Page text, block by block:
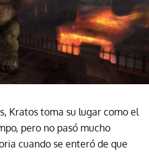
Kratos toma su lugar como el
pero no pasó mucho
cuando se enteró de que